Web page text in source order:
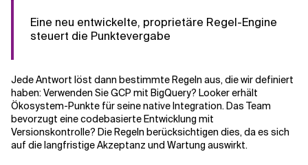
Eine neu entwickelte, proprietäre Regel-Engine
steuert die Punktevergabe
Jede Antwort löst dann bestimmte Regeln aus, die wir definiert
haben: Verwenden Sie GCP mit BigQuery? Looker erhält
Ökosystem-Punkte für seine native Integration. Das Team
bevorzugt eine codebasierte Entwicklung mit
Versionskontrolle? Die Regeln berücksichtigen dies, da es sich
auf die langfristige Akzeptanz und Wartung auswirkt.